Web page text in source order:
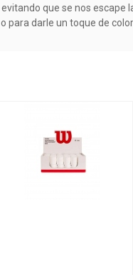
que se nos escape
para darle un toque de